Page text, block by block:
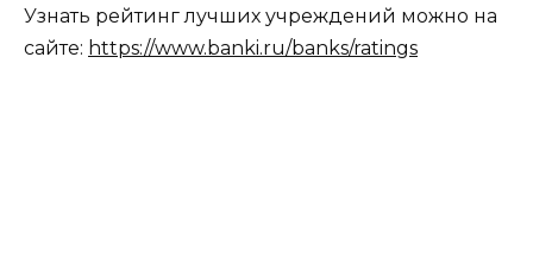
Узнать рейтинг лучших учреждений можно на
сайте: https://www.banki.ru/banks/ratings